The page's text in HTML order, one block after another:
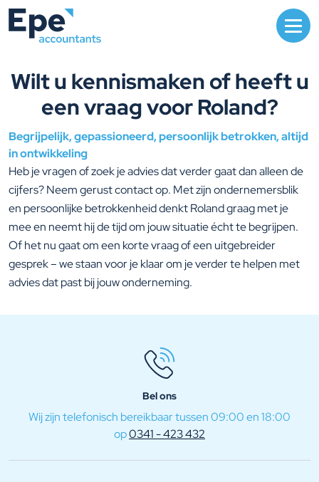
Ga naar inhoud
Wilt u kennismaken of heeft u
een vraag voor Roland?
Begrijpelijk, gepassioneerd, persoonlijk betrokken, altijd
in ontwikkeling
Heb je vragen of zoek je advies dat verder gaat dan alleen de
cijfers? Neem gerust contact op. Met zijn ondernemersblik
en persoonlijke betrokkenheid denkt Roland graag met je
mee en neemt hij de tijd om jouw situatie écht te begrijpen.
Of het nu gaat om een korte vraag of een uitgebreider
gesprek – we staan voor je klaar om je verder te helpen met
advies dat past bij jouw onderneming.
Bel ons
Wij zijn telefonisch bereikbaar tussen 09:00 en 18:00
op0341 - 423 432